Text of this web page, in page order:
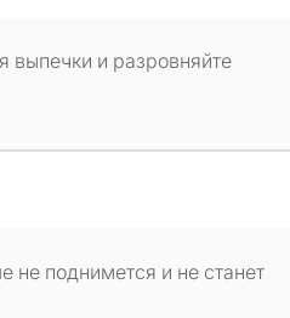
выпечки и разровняйте
не поднимется и не станет